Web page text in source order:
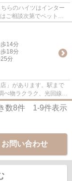
らのハイツはインター
ご相談次第でペットを
歩14分
歩18分
25分
」があります。駅まで
べ物ラクラク、光回線で
数8件 1-9件表示
お問い合わせ